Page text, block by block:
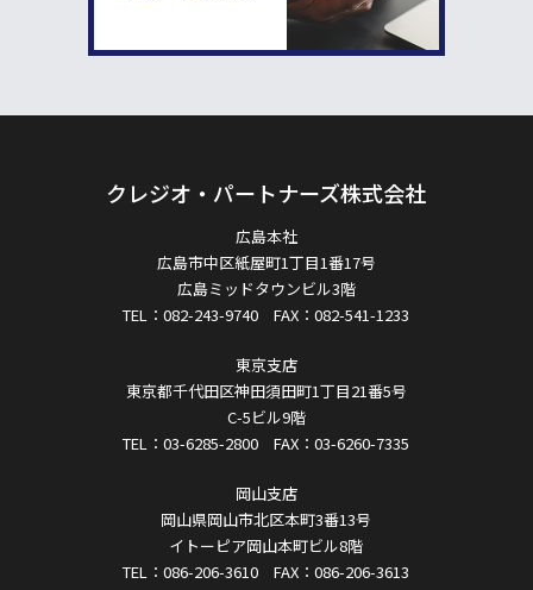
クレジオ・パートナーズ株式会社
広島本社
広島市中区紙屋町1丁目1番17号
広島ミッドタウンビル3階
TEL：082-243-9740 FAX：082-541-1233
東京支店
東京都千代田区神田須田町1丁目21番5号
C-5ビル9階
TEL：03-6285-2800 FAX：03-6260-7335
岡山支店
岡山県岡山市北区本町3番13号
イトーピア岡山本町ビル8階
TEL：086-206-3610 FAX：086-206-3613